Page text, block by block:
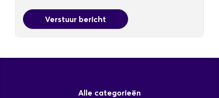
Verstuur bericht
Alle categorieën